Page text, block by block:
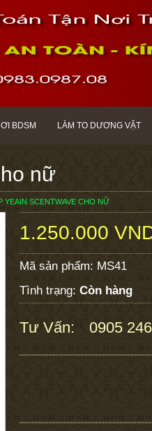
BDSM LÀM TO DƯƠNG VẬT
nữ
YEAIN SCENTWAVE CHO NỮ
1.250.000
Mã sản phẩm: MS41
Tình trạng: Còn hàng
Tư Vấn: 0905